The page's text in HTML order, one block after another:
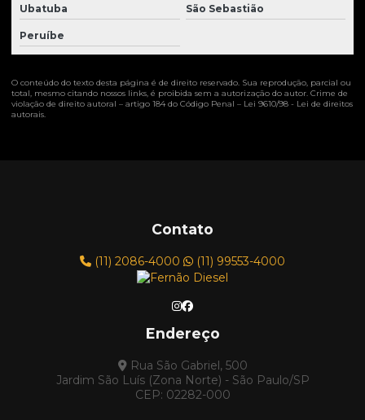
Virabrequim para tratores
Ubatuba São Sebastião
Peruíbe
O conteúdo do texto desta página é de direito reservado. Sua reprodução, parcial ou
total, mesmo citando nossos links, é proibida sem a autorização do autor. Crime de
violação de direito autoral – artigo 184 do Código Penal – Lei 9610/98 - Lei de direitos
autorais.
Contato
(11) 2086-4000 (11) 99553-4000
Endereço
Rua São Gabriel, 500
Jardim São Luís (Zona Norte) - São Paulo/SP
CEP: 02282-000